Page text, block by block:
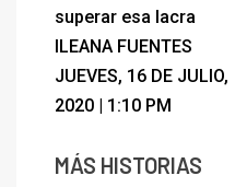
superar esa lacra
ILEANA FUENTES
JUEVES, 16 DE JULIO,
2020 | 1:10 PM
MÁS HISTORIAS